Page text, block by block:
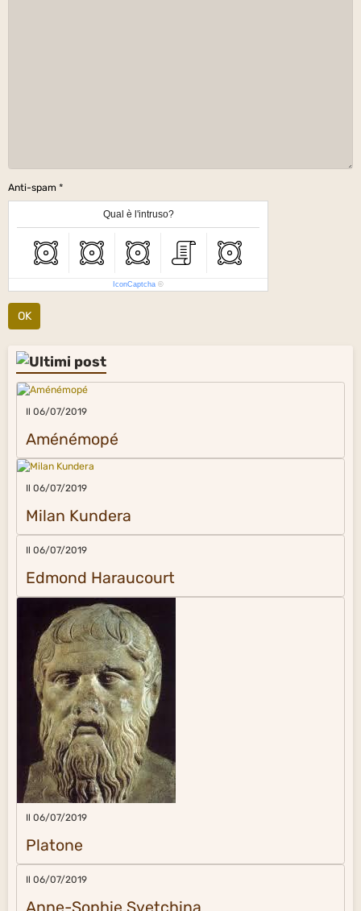
Anti-spam
Qual è l'intruso?
IconCaptcha ©
OK
Il 06/07/2019
Aménémopé
Il 06/07/2019
Milan Kundera
Il 06/07/2019
Edmond Haraucourt
Il 06/07/2019
Platone
Il 06/07/2019